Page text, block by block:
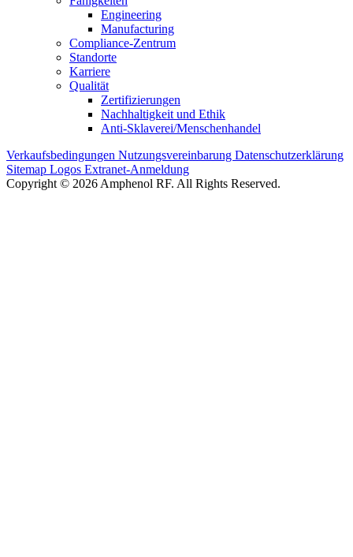
Engineering
Manufacturing
Compliance-Zentrum
Standorte
Karriere
Qualität
Zertifizierungen
Nachhaltigkeit und Ethik
Anti-Sklaverei/Menschenhandel
Verkaufsbedingungen Nutzungsvereinbarung Datenschutzerklärung
Sitemap Logos Extranet-Anmeldung
Copyright © 2026 Amphenol RF. All Rights Reserved.